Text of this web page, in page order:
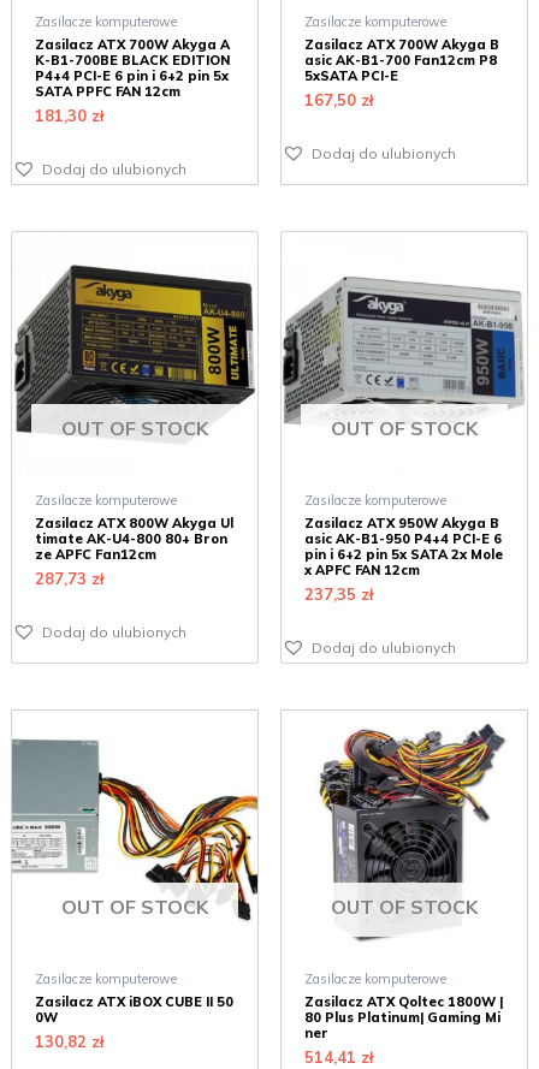
Zasilacze komputerowe
Zasilacz ATX 700W Akyga A
K-B1-700BE BLACK EDITION
P4+4 PCI-E 6 pin i 6+2 pin 5x
SATA PPFC FAN 12cm
181,30 zł
Dodaj do ulubionych
Zasilacze komputerowe
Zasilacz ATX 700W Akyga B
asic AK-B1-700 Fan12cm P8
5xSATA PCI-E
167,50 zł
Dodaj do ulubionych
OUT OF STOCK
Zasilacze komputerowe
Zasilacz ATX 800W Akyga Ul
timate AK-U4-800 80+ Bron
ze APFC Fan12cm
287,73 zł
Dodaj do ulubionych
OUT OF STOCK
Zasilacze komputerowe
Zasilacz ATX 950W Akyga B
asic AK-B1-950 P4+4 PCI-E 6
pin i 6+2 pin 5x SATA 2x Mole
x APFC FAN 12cm
237,35 zł
Dodaj do ulubionych
OUT OF STOCK
Zasilacze komputerowe
Zasilacz ATX iBOX CUBE II 50
0W
130,82 zł
OUT OF STOCK
Zasilacze komputerowe
Zasilacz ATX Qoltec 1800W |
80 Plus Platinum| Gaming Mi
ner
514,41 zł